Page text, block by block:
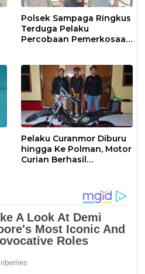
Polsek Sampaga Ringkus
Terduga Pelaku
Percobaan Pemerkosaan
Pelaku Curanmor Diburu
hingga Ke Polman, Motor
Curian Berhasil